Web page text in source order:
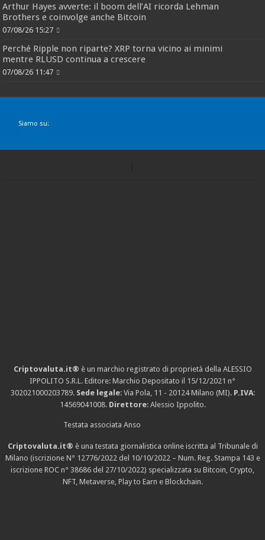
Arthur Hayes avverte: il boom dell’AI ricorda Lehman
Brothers e coinvolge anche Bitcoin
07/08/26 15:27
Perché Ripple non riparte? XRP torna vicino ai minimi
mentre RLUSD continua a crescere
07/08/26 11:47
Siamo su:
Criptovaluta.it® è un marchio registrato di proprietà della ALESSIO
IPPOLITO S.R.L. Editore: Marchio Depositato il 15/12/2021 n°
302021000203789. Sede legale: Via Pola, 11 - 20124 Milano (MI). P.IVA:
14569041008. Direttore: Alessio Ippolito.
Testata associata Anso
Criptovaluta.it® è una testata giornalistica online iscritta al Tribunale di
Milano (iscrizione N° 12776/2022 del 10/10/2022 – Num. Reg. Stampa 143 e
iscrizione ROC n° 38686 del 27/10/2022) specializzata su Bitcoin, Crypto,
NFT, Metaverse, Play to Earn e Blockchain.